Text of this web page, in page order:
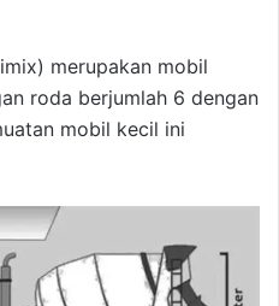
merupakan mobil
roda berjumlah 6 dengan
mobil kecil ini